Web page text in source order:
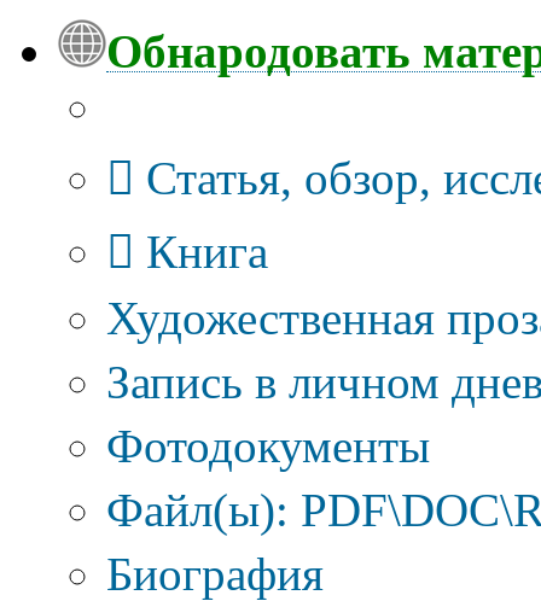
Обнародовать
Статья, обзор,
Книга
Художественная
Запись в личном
Фотодокументы
Файл(ы):
Биография